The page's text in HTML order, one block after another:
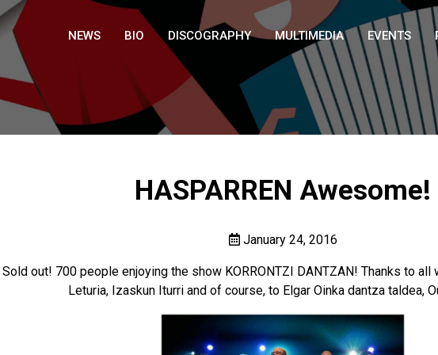
NEWS BIO DISCOGRAPHY MULTIMEDIA EVENTS
HASPARREN Awesome!
January 24, 2016
out! 700 people enjoying the show KORRONTZI DANTZAN! Thanks to
Leturia, Izaskun Iturri and of course, to Elgar Oinka dantza taldea,